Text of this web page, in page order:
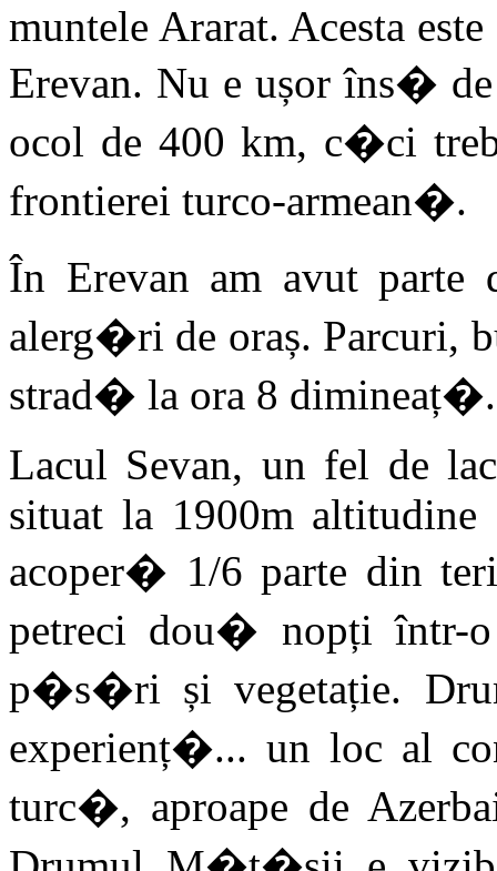
muntele Ararat. Acesta
Erevan. Nu e ușor îns�
ocol de 400 km, c�ci
frontierei turco-armean�.
În Erevan am avut
alerg�ri de oraș. Parcuri,
strad� la ora 8 dimineaț�.
Lacul Sevan, un fel de
situat la 1900m
acoper� 1/6 parte din
petreci dou� nopți
p�s�ri și vegetație.
experienț�... un loc al
turc�, aproape de